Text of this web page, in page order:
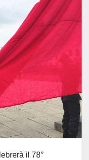
il 78°